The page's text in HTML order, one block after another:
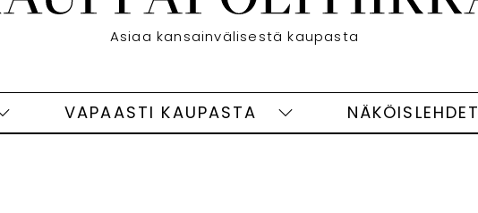
Asiaa kansainvälisestä kaupasta
Alueet
VAPAASTI KAUPASTA
VapaastiNÄKÖISLEHDET